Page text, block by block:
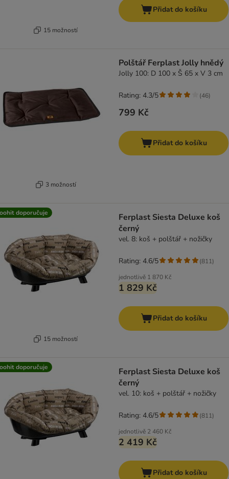
15 možností
Přidat do košíku
3 možností
Polštář Ferplast Jolly hnědý
Jolly 100: D 100 x Š 65 x V 3 cm
799 Kč
Rating: 4.3/5 (46)
Přidat do košíku
doporučuje
15 možností
Ferplast Siesta Deluxe koš
černý
vel. 8: koš + polštář + nožičky
jednotlivě 1 870 Kč
1 829 Kč
Rating: 4.6/5 (811)
Přidat do košíku
doporučuje
Ferplast Siesta Deluxe koš
černý
vel. 10: koš + polštář + nožičky
jednotlivě 2 460 Kč
2 419 Kč
Rating: 4.6/5 (811)
Přidat do košíku